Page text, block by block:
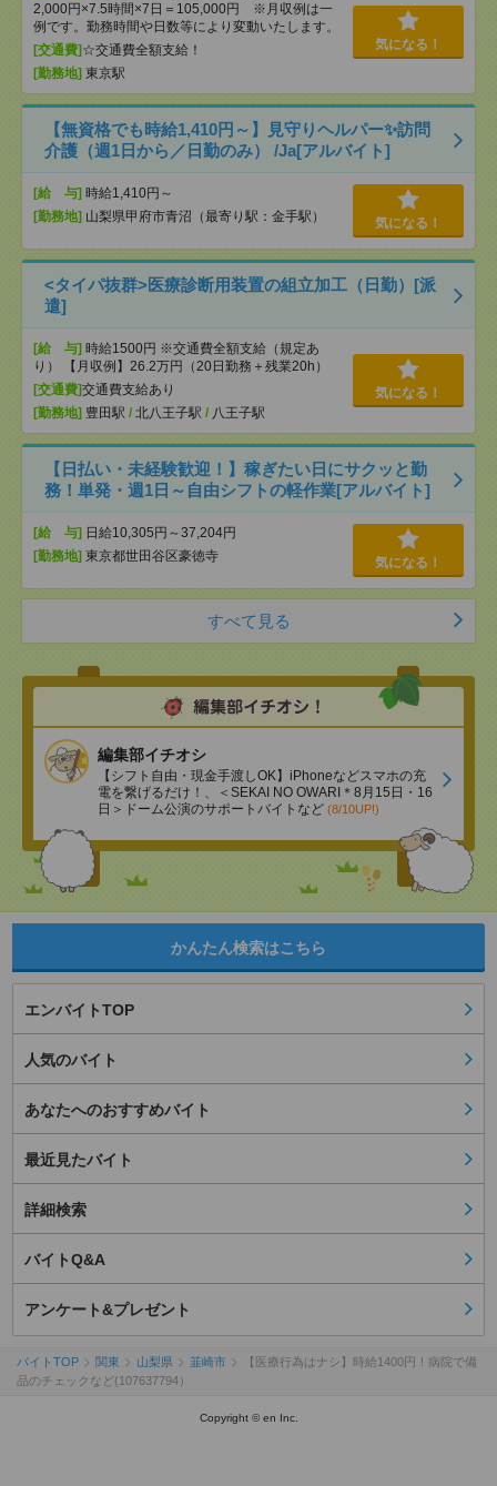
2,000円×7.5時間×7日＝105,000円 ※月収例は一
例です。勤務時間や日数等により変動いたします。
[交通費] ☆交通費全額支給！
[勤務地] 東京駅
気になる！
【無資格でも時給1,410円～】見守りヘルパー✨訪問
介護（週1日から／日勤のみ） /Ja[アルバイト]
[給 与] 時給1,410円～
[勤務地] 山梨県甲府市青沼（最寄り駅：金手駅） 気になる！
<タイパ抜群>医療診断用装置の組立加工（日勤）[派
遣]
[給 与] 時給1500円 ※交通費全額支給（規定あ
り） 【月収例】26.2万円（20日勤務＋残業20h）
[交通費]交通費支給あり
[勤務地] 豊田駅 / 北八王子駅 / 八王子駅
気になる！
【日払い・未経験歓迎！】稼ぎたい日にサクッと勤
務！単発・週1日～自由シフトの軽作業[アルバイト]
[給 与] 日給10,305円～37,204円
[勤務地] 東京都世田谷区豪徳寺 気になる！
すべて見る
編集部イチオシ
【シフト自由・現金手渡しOK】iPhoneなどスマホの充
電を繋げるだけ！、＜SEKAI NO OWARI＊8月15日・16
日＞ドーム公演のサポートバイトなど (8/10UP!)
かんたん検索はこちら
エンバイトTOP
人気のバイト
あなたへのおすすめバイト
最近見たバイト
詳細検索
バイトQ&A
アンケート&プレゼント
バイトTOP 関東 山梨県 韮崎市
【医療行為はナシ】時給1400円！病院で備
品のチェックなど(107637794）
Copyright © en Inc.